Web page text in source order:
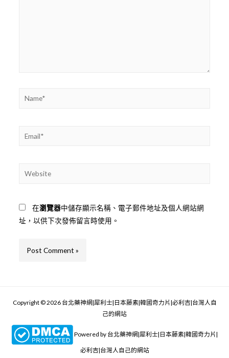
Name*
Email*
Website
在瀏覽器中儲存顯示名稱、電子郵件地址及個人網站網
址，以供下次發佈留言時使用。
Copyright © 2026 台北藥神網|犀利士|日本藤素|韓國奇力片|必利吉|台灣人自
己的網站
Powered by 台北藥神網|犀利士|日本藤素|韓國奇力片|
必利吉|台灣人自己的網站